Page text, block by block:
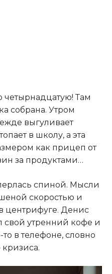
четырнадцатую! Там
собрана. Утром
выгуливает
в школу, а эта
как прицеп от
за продуктами…
спиной. Мысли
скоростью и
центрифуге. Денис
свой утренний кофе и
в телефоне, словно